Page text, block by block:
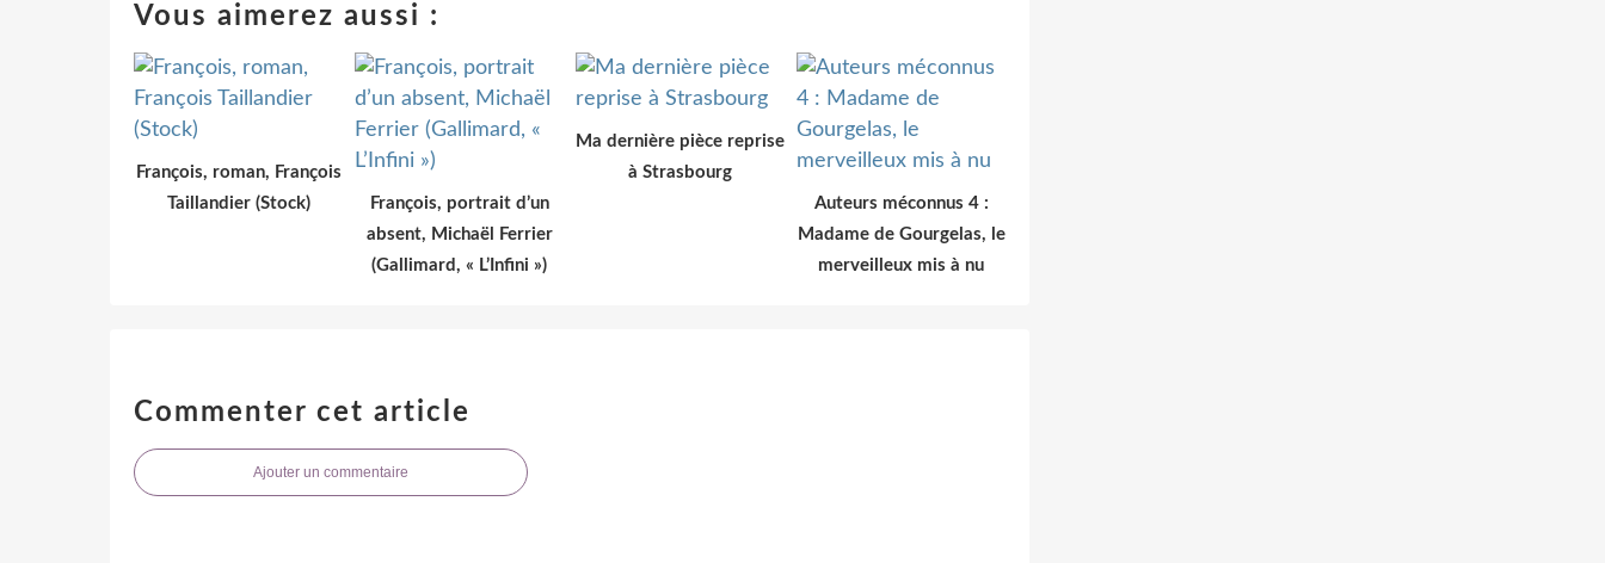
Vous aimerez aussi :
François, roman, François
Taillandier (Stock)
François, portrait d’un
absent, Michaël Ferrier
(Gallimard, « L’Infini »)
Ma dernière pièce reprise
à Strasbourg
Auteurs méconnus 4 :
Madame de Gourgelas, le
merveilleux mis à nu
Commenter cet article
Ajouter un commentaire